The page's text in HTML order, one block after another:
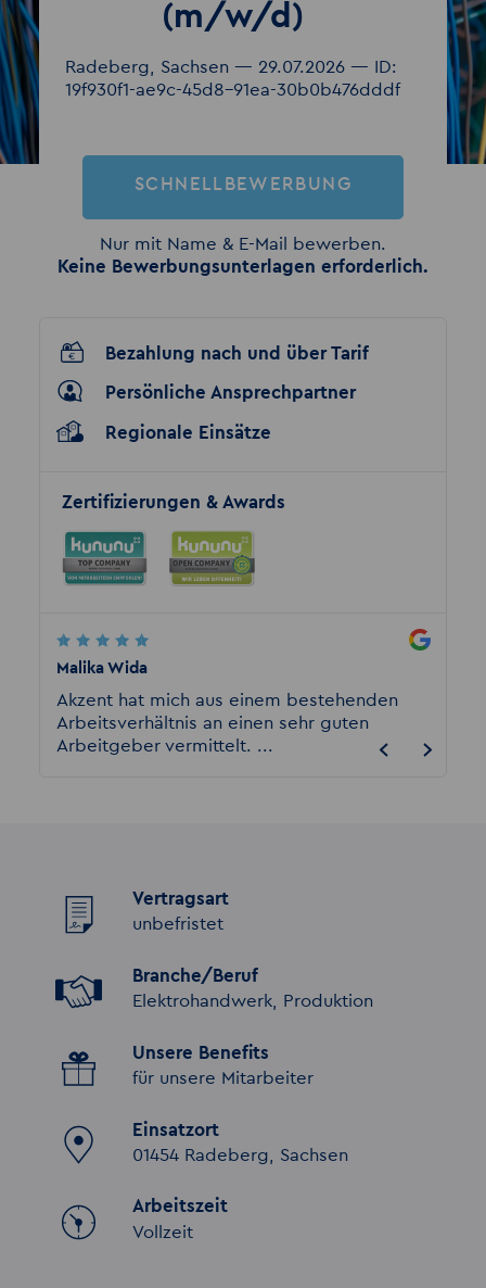
(m/w/d)
Radeberg, Sachsen — 29.07.2026 — ID:
19f930f1-ae9c-45d8-91ea-30b0b476dddf
SCHNELLBEWERBUNG
Nur mit Name & E-Mail bewerben.
Keine Bewerbungsunterlagen erforderlich.
Bezahlung nach und über Tarif
Persönliche Ansprechpartner
Regionale Einsätze
Zertifizierungen & Awards
Malika Wida
Akzent hat mich aus einem bestehenden
Arbeitsverhältnis an einen sehr guten
Arbeitgeber vermittelt. ...
gut
Vertragsart
unbefristet
Branche/Beruf
Elektrohandwerk, Produktion
Unsere Benefits
für unsere Mitarbeiter
Einsatzort
01454 Radeberg, Sachsen
Arbeitszeit
Vollzeit